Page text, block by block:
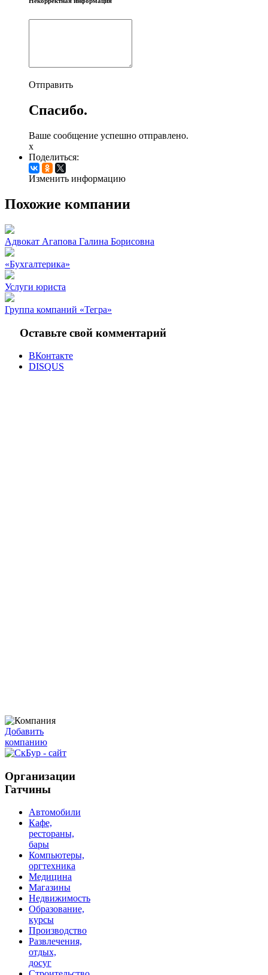
Отправить
Спасибо.
Ваше сообщение успешно отправлено.
x
Поделиться:
Изменить информацию
Похожие компании
Адвокат Агапова Галина Борисовна
«Бухгалтерика»
Услуги юриста
Группа компаний «Тегра»
Оставьте свой комментарий
ВКонтакте
DISQUS
Добавить
компанию
Организации
Гатчины
Автомобили
Кафе,
рестораны,
бары
Компьютеры,
оргтехника
Медицина
Магазины
Недвижимость
Образование,
курсы
Производство
Развлечения,
отдых,
досуг